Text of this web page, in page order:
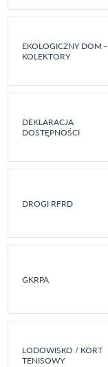
EKOLOGICZNY DOM -
KOLEKTORY
DEKLARACJA
DOSTĘPNOŚCI
DROGI RFRD
GKRPA
LODOWISKO / KORT
TENISOWY